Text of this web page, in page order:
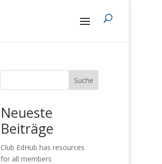
Suche
Neueste
Beiträge
Club EdHub has resources
for all members